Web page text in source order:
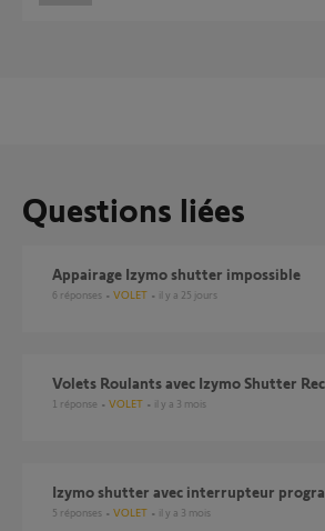
Questions liées
Appairage Izymo shutter impossible
6 réponses VOLET il y a 25 jours
Volets Roulants avec Izymo Shutter
1 réponse VOLET il y a 3 mois
izymo shutter avec interrupteur
5 réponses VOLET il y a 3 mois